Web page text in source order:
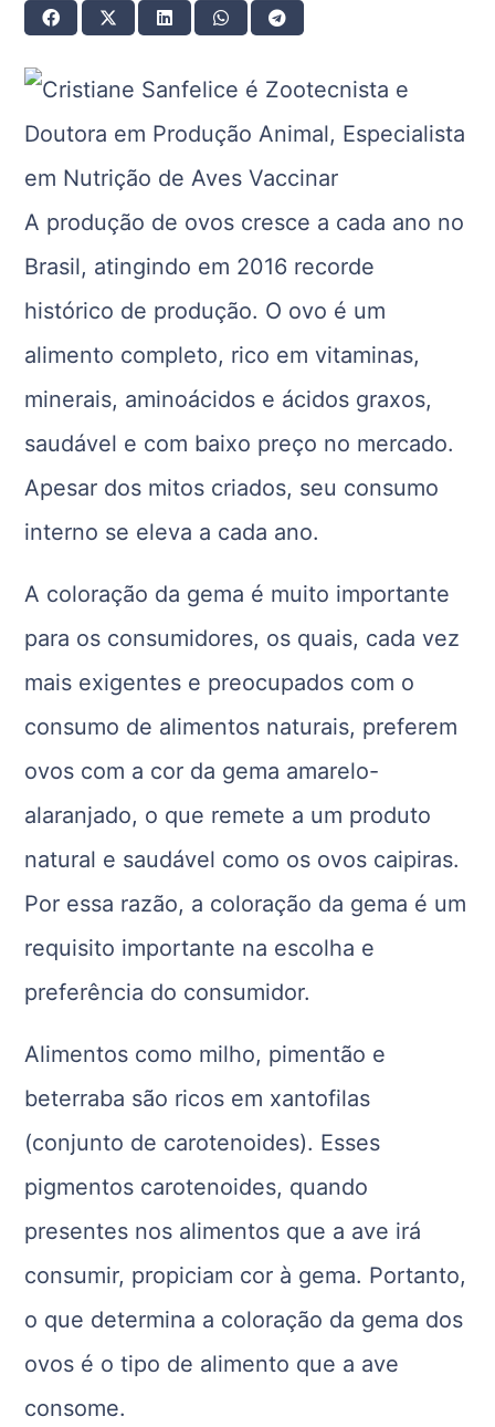
A produção de ovos cresce a cada ano no
Brasil, atingindo em 2016 recorde
histórico de produção. O ovo é um
alimento completo, rico em vitaminas,
minerais, aminoácidos e ácidos graxos,
saudável e com baixo preço no mercado.
Apesar dos mitos criados, seu consumo
interno se eleva a cada ano.
A coloração da gema é muito importante
para os consumidores, os quais, cada vez
mais exigentes e preocupados com o
consumo de alimentos naturais, preferem
ovos com a cor da gema amarelo-
alaranjado, o que remete a um produto
natural e saudável como os ovos caipiras.
Por essa razão, a coloração da gema é um
requisito importante na escolha e
preferência do consumidor.
Alimentos como milho, pimentão e
beterraba são ricos em xantofilas
(conjunto de carotenoides). Esses
pigmentos carotenoides, quando
presentes nos alimentos que a ave irá
consumir, propiciam cor à gema. Portanto,
o que determina a coloração da gema dos
ovos é o tipo de alimento que a ave
consome.